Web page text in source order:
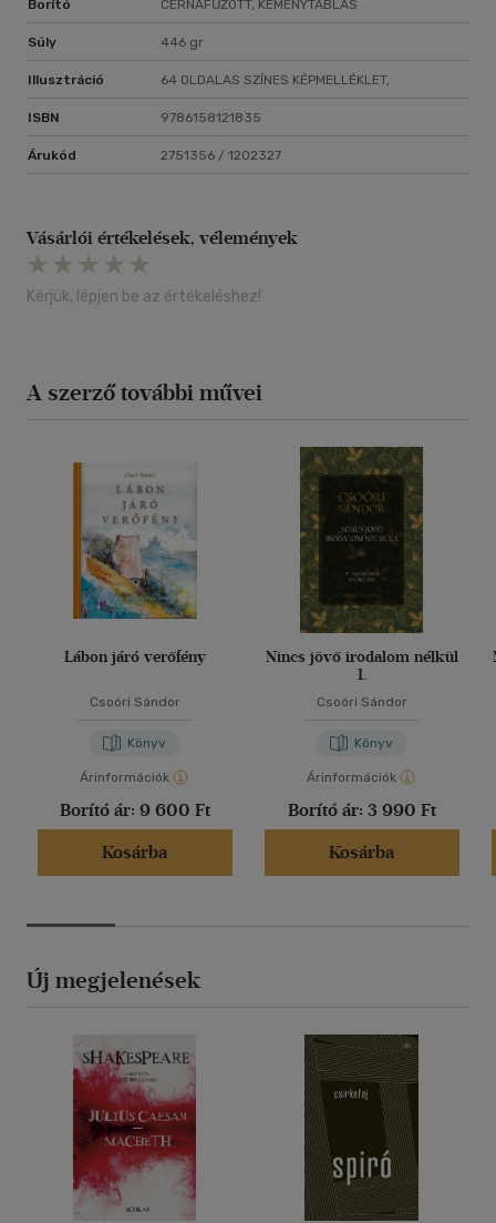
Borító CÉRNAFŰZÖTT, KEMÉNYTÁBLÁS
Súly 446 gr
Illusztráció 64 OLDALAS SZÍNES KÉPMELLÉKLET,
ISBN 9786158121835
Árukód 2751356 / 1202327
Vásárlói értékelések, vélemények
Kérjük, lépjen be az értékeléshez!
A szerző további művei
Lábon járó verőfény
Csoóri Sándor
Könyv
Árinformációk
Borító ár: 9 600 Ft
Kosárba
Nincs jövő irodalom nélkül
1.
Csoóri Sándor
Könyv
Árinformációk
Borító ár: 3 990 Ft
Kosárba
Új megjelenések